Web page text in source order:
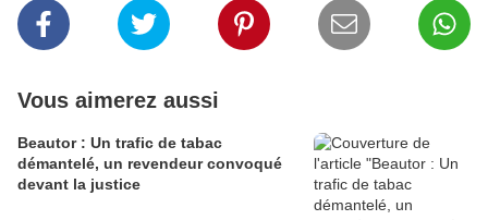
Vous aimerez aussi
Beautor : Un trafic de tabac
démantelé, un revendeur convoqué
devant la justice